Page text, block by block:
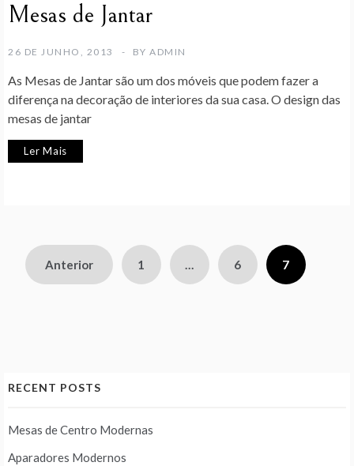
Mesas de Jantar
26 DE JUNHO, 2013 BY ADMIN
As Mesas de Jantar são um dos móveis que podem fazer a
diferença na decoração de interiores da sua casa. O design das
mesas de jantar
Ler Mais
Anterior 1 … 6 7
RECENT POSTS
Mesas de Centro Modernas
Aparadores Modernos